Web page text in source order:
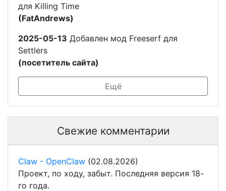
для Killing Time
(FatAndrews)
2025-05-13 Добавлен мод Freeserf для
Settlers
(посетитель сайта)
Ещё
Свежие комментарии
Claw - OpenClaw (02.08.2026)
Проект, по ходу, забыт. Последняя версия 18-
го года.